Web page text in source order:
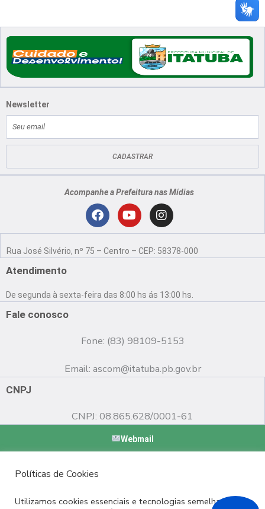
Newsletter
mail
CADASTRAR
Acompanhe a Prefeitura nas Mídias
F
c
o
o
Y
u
b
e
I
n
s
g
r
Rua José Silvério, nº 75 – Centro – CEP: 58378-000
Atendimento
De segunda à sexta-feira das 8:00 hs ás 13:00 hs.
Fale conosco
Fone: (83) 98109-5153
Email: ascom@itatuba.pb.gov.br
CNPJ
CNPJ: 08.865.628/0001-61
Webmail
Políticas de Cookies
Utilizamos cookies essenciais e tecnologias semelhantes de